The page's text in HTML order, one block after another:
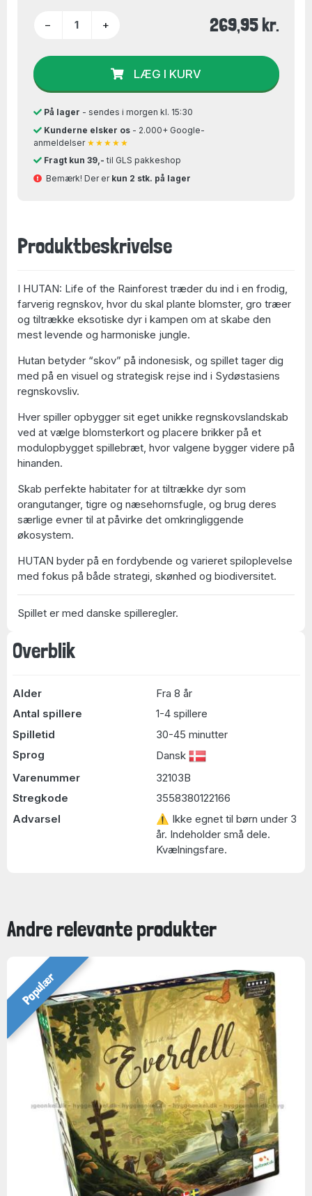
Overblik
Alder
Fra 8 år
Antal spillere
1-4 spillere
Spilletid
30-45 minutter
Sprog
Dansk
Varenummer
32103B
Stregkode
3558380122166
Advarsel
⚠ Ikke egnet til børn under 3
år. Indeholder små dele.
Kvælningsfare.
− + 269,95 kr.
LÆG I KURV
På lager - sendes i morgen kl. 15:30
Kunderne elsker os- 2.000+ Google-
anmeldelser ★★★★★
Fragt kun 39,- til GLS pakkeshop
Bemærk! Der er kun 2 stk. på lager
Produktbeskrivelse
I HUTAN: Life of the Rainforest træder du ind i en frodig,
farverig regnskov, hvor du skal plante blomster, gro træer
og tiltrække eksotiske dyr i kampen om at skabe den
mest levende og harmoniske jungle.
Hutan betyder “skov” på indonesisk, og spillet tager dig
med på en visuel og strategisk rejse ind i Sydøstasiens
regnskovsliv.
Hver spiller opbygger sit eget unikke regnskovslandskab
ved at vælge blomsterkort og placere brikker på et
modulopbygget spillebræt, hvor valgene bygger videre på
hinanden.
Skab perfekte habitater for at tiltrække dyr som
orangutanger, tigre og næsehornsfugle, og brug deres
særlige evner til at påvirke det omkringliggende
økosystem.
HUTAN byder på en fordybende og varieret spiloplevelse
med fokus på både strategi, skønhed og biodiversitet.
Spillet er med danske spilleregler.
Andre relevante produkter
Populær